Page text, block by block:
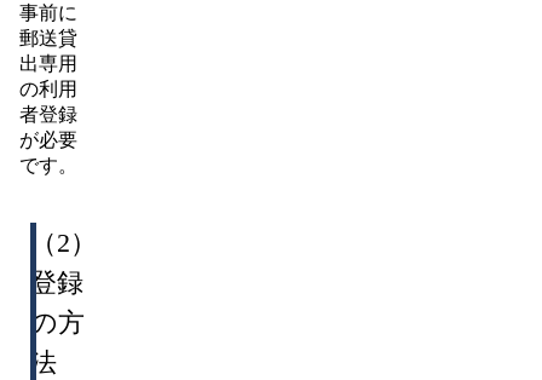
事前に
郵送貸
出専用
の利用
者登録
が必要
です。
（2）
登録
の方
法